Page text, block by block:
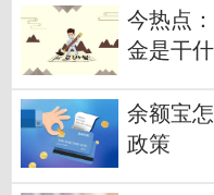
今热点
金是干
余额宝
政策